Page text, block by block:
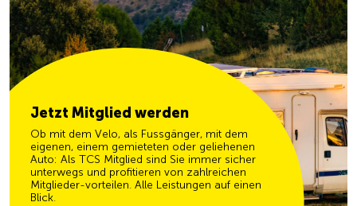
Jetzt Mitglied werden
Ob mit dem Velo, als Fussgänger, mit dem
eigenen, einem gemieteten oder geliehenen
Auto: Als TCS Mitglied sind Sie immer sicher
unterwegs und profitieren von zahlreichen
Mitglieder-vorteilen. Alle Leistungen auf einen
Blick.